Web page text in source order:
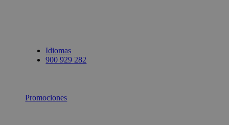
Idiomas
900 929 282
Promociones